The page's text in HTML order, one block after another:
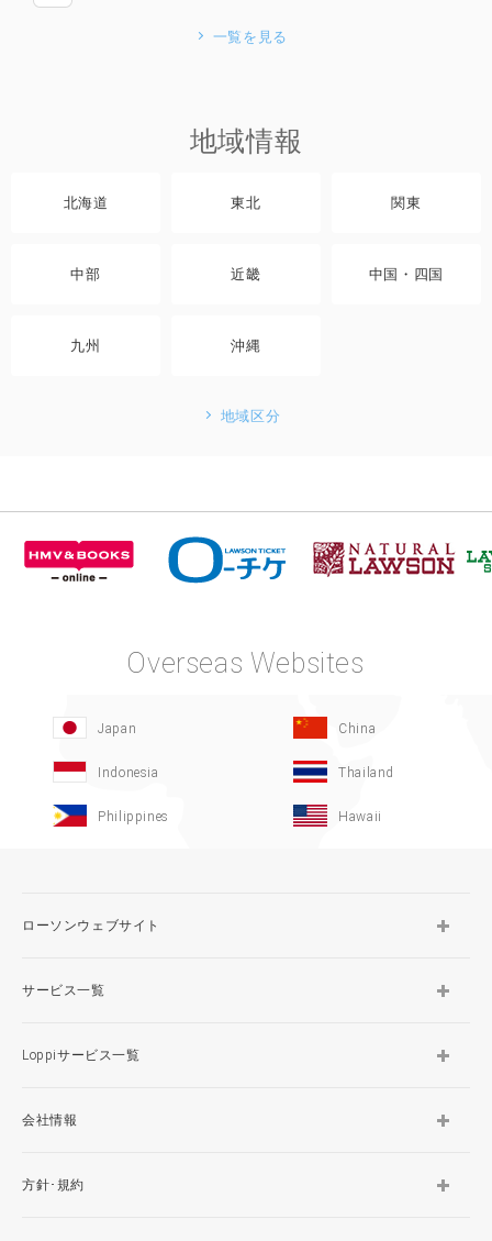
一覧を見る
地域情報
北海道 東北 関東
中部 近畿 中国・四国
九州 沖縄
地域区分
Overseas Websites
Japan China
Indonesia Thailand
Philippines Hawaii
ローソンウェブサイト
サービス一覧
Loppiサービス一覧
会社情報
方針･規約